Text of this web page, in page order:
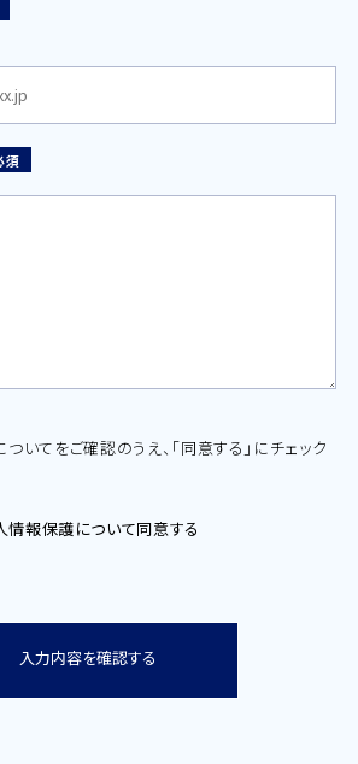
須
ついてをご確認のうえ、「同意する」にチェック
情報保護について同意する